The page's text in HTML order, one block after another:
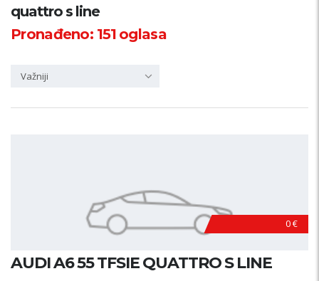
Županija
quattro s line
Pronađeno: 151oglasa
Važniji
0 €
AUDI A6 55 TFSIE QUATTRO S LINE